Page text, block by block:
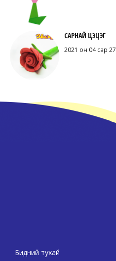
САРНАЙ ЦЭЦЭГ
2021 он 04 сар 27
Бидний тухай